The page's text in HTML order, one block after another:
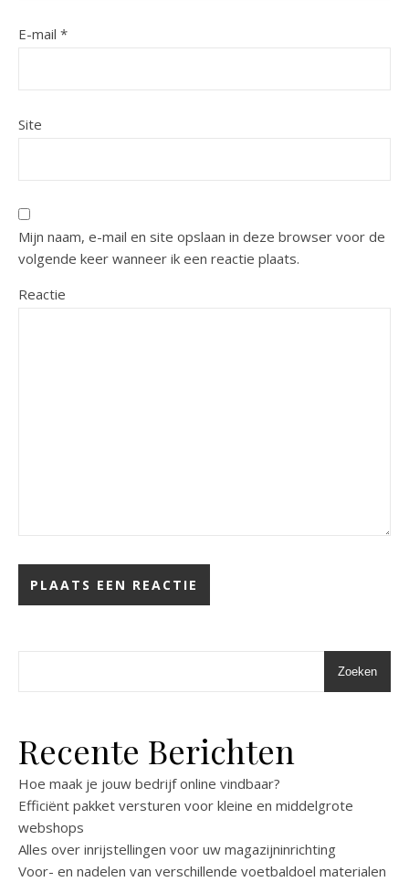
E-mail *
Site
Mijn naam, e-mail en site opslaan in deze browser voor de
volgende keer wanneer ik een reactie plaats.
Reactie
Zoeken
Recente Berichten
Hoe maak je jouw bedrijf online vindbaar?
Efficiënt pakket versturen voor kleine en middelgrote
webshops
Alles over inrijstellingen voor uw magazijninrichting
Voor- en nadelen van verschillende voetbaldoel materialen